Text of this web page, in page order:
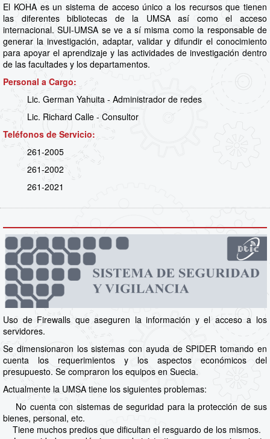
El KOHA es un sistema de acceso único a los recursos que tienen
las diferentes bibliotecas de la UMSA así como el acceso
internacional. SUI-UMSA se ve a sí misma como la responsable de
generar la investigación, adaptar, validar y difundir el conocimiento
para apoyar el aprendizaje y las actividades de investigación dentro
de las facultades y los departamentos.
Personal a Cargo:
Lic. German Yahuita - Administrador de redes
Lic. Richard Calle - Consultor
Teléfonos de Servicio:
261-2005
261-2002
261-2021
Uso de Firewalls que aseguren la información y el acceso a los
servidores.
Se dimensionaron los sistemas con ayuda de SPIDER tomando en
cuenta los requerimientos y los aspectos económicos del
presupuesto. Se compraron los equipos en Suecia.
Actualmente la UMSA tiene los siguientes problemas:
No cuenta con sistemas de seguridad para la protección de sus
bienes, personal, etc.
Tiene muchos predios que dificultan el resguardo de los mismos.